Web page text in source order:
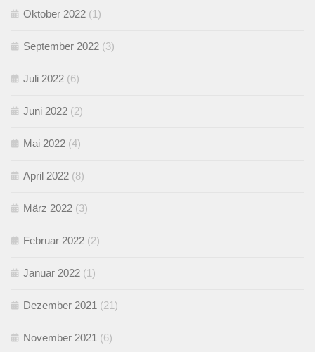
Oktober 2022 (1)
September 2022 (3)
Juli 2022 (6)
Juni 2022 (2)
Mai 2022 (4)
April 2022 (8)
März 2022 (3)
Februar 2022 (2)
Januar 2022 (1)
Dezember 2021 (21)
November 2021 (6)